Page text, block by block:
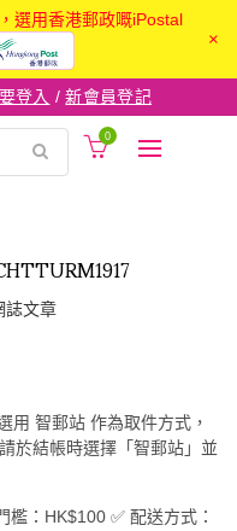
選用香港郵政嘅iPostal
×
要登入 /新會員登記
0
誌文章
用 智郵站 作為取件方式，
請於結帳時選擇「智郵站」並
檻：HK$100 ✅ 配送方式：